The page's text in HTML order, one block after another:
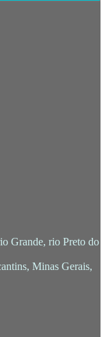
Grande, rio Preto do
Minas Gerais,